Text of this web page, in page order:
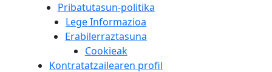
Pribatutasun-politika
Lege Informazioa
Erabilerraztasuna
Cookieak
Kontratatzailearen profil